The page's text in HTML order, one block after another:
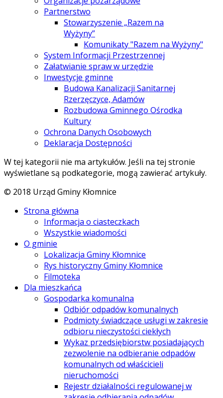
Partnerstwo
Stowarzyszenie „Razem na
Wyżyny”
Komunikaty "Razem na Wyżyny"
System Informacji Przestrzennej
Załatwianie spraw w urzędzie
Inwestycje gminne
Budowa Kanalizacji Sanitarnej
Rzerzęczyce, Adamów
Rozbudowa Gminnego Ośrodka
Kultury
Ochrona Danych Osobowych
Deklaracja Dostępności
W tej kategorii nie ma artykułów. Jeśli na tej stronie
wyświetlane są podkategorie, mogą zawierać artykuły.
© 2018 Urząd Gminy Kłomnice
Strona główna
Informacja o ciasteczkach
Wszystkie wiadomości
O gminie
Lokalizacja Gminy Kłomnice
Rys historyczny Gminy Kłomnice
Filmoteka
Dla mieszkańca
Gospodarka komunalna
Odbiór odpadów komunalnych
Podmioty świadczące usługi w zakresie
odbioru nieczystości ciekłych
Wykaz przedsiębiorstw posiadających
zezwolenie na odbieranie odpadów
komunalnych od właścicieli
nieruchomości
Rejestr działalności regulowanej w